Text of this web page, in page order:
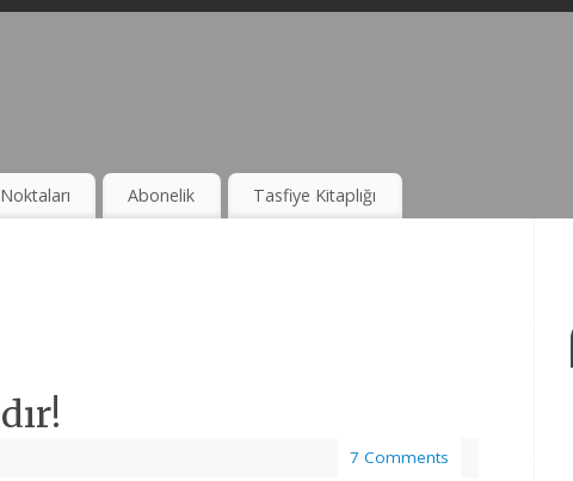
Abonelik Tasfiye Kitaplığı
7 Comments